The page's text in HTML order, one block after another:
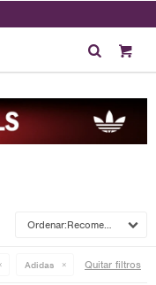
Recomendados
Adidas Quitar filtros